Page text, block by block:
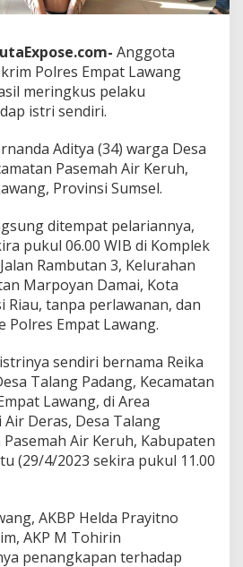
Anggota
Polres Empat Lawang
meringkus pelaku
istri sendiri.
Aditya (34) warga Desa
Pasemah Air Keruh,
Provinsi Sumsel.
ditempat pelariannya,
pukul 06.00 WIB di Komplek
Rambutan 3, Kelurahan
Marpoyan Damai, Kota
Riau, tanpa perlawanan, dan
Polres Empat Lawang.
sendiri bernama Reika
Talang Padang, Kecamatan
Lawang, di Area
Deras, Desa Talang
Pasemah Air Keruh, Kabupaten
(29/4/2023 sekira pukul 11.00
AKBP Helda Prayitno
AKP M Tohirin
penangkapan terhadap